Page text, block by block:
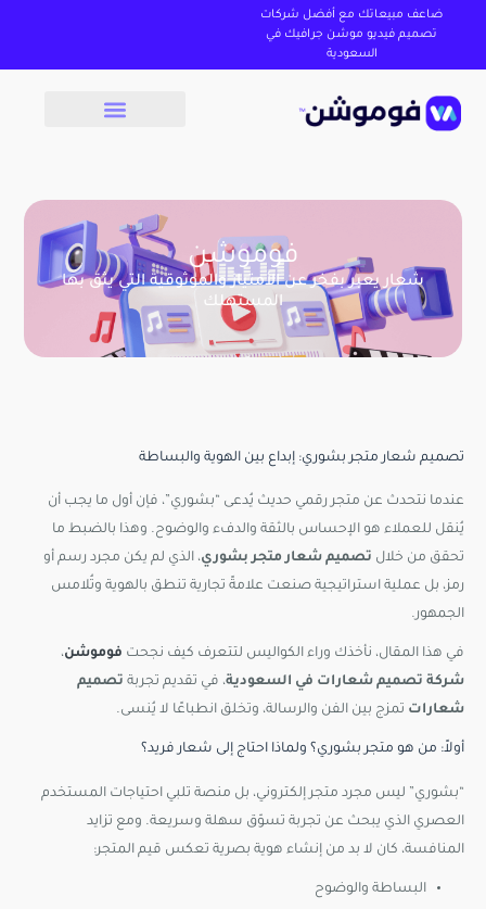
ضاعف مبيعاتك مع أفضل شركات
تصميم فيديو موشن جرافيك في
السعودية
فوموشن
شعار يعبر بفخر عن الأمتياز والموثوقية التي يثق بها
المستهلك
تصميم شعار متجر بشوري: إبداع بين الهوية والبساطة
عندما نتحدث عن متجر رقمي حديث يُدعى “بشوري”، فإن أول ما يجب أن
يُنقل للعملاء هو الإحساس بالثقة والدفء والوضوح. وهذا بالضبط ما
تحقق من خلال تصميم شعار متجر بشوري، الذي لم يكن مجرد رسم أو
رمز، بل عملية استراتيجية صنعت علامةً تجارية تنطق بالهوية وتُلامس
الجمهور.
في هذا المقال، نأخذك وراء الكواليس لتتعرف كيف نجحت فوموشن،
شركة تصميم شعارات في السعودية، في تقديم تجربة تصميم
شعارات تمزج بين الفن والرسالة، وتخلق انطباعًا لا يُنسى.
أولاً: من هو متجر بشوري؟ ولماذا احتاج إلى شعار فريد؟
“بشوري” ليس مجرد متجر إلكتروني، بل منصة تلبي احتياجات المستخدم
العصري الذي يبحث عن تجربة تسوّق سهلة وسريعة. ومع تزايد
المنافسة، كان لا بد من إنشاء هوية بصرية تعكس قيم المتجر:
البساطة والوضوح